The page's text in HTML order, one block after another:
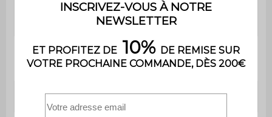
Hauteur de
75 cm
Contient
du bois
Non
Poids 25,4 kg